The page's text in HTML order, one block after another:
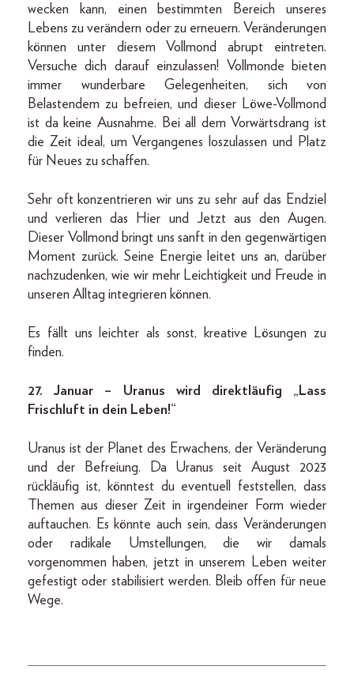
wecken kann, einen bestimmten Bereich unseres
Lebens zu verändern oder zu erneuern. Veränderungen
können unter diesem Vollmond abrupt eintreten.
Versuche dich darauf einzulassen! Vollmonde bieten
immer wunderbare Gelegenheiten, sich von
Belastendem zu befreien, und dieser Löwe-Vollmond
ist da keine Ausnahme. Bei all dem Vorwärtsdrang ist
die Zeit ideal, um Vergangenes loszulassen und Platz
für Neues zu schaffen.
Sehr oft konzentrieren wir uns zu sehr auf das Endziel
und verlieren das Hier und Jetzt aus den Augen.
Dieser Vollmond bringt uns sanft in den gegenwärtigen
Moment zurück. Seine Energie leitet uns an, darüber
nachzudenken, wie wir mehr Leichtigkeit und Freude in
unseren Alltag integrieren können.
Es fällt uns leichter als sonst, kreative Lösungen zu
finden.
27. Januar – Uranus wird direktläufig „Lass
Frischluft in dein Leben!“
Uranus ist der Planet des Erwachens, der Veränderung
und der Befreiung. Da Uranus seit August 2023
rückläufig ist, könntest du eventuell feststellen, dass
Themen aus dieser Zeit in irgendeiner Form wieder
auftauchen. Es könnte auch sein, dass Veränderungen
oder radikale Umstellungen, die wir damals
vorgenommen haben, jetzt in unserem Leben weiter
gefestigt oder stabilisiert werden. Bleib offen für neue
Wege.